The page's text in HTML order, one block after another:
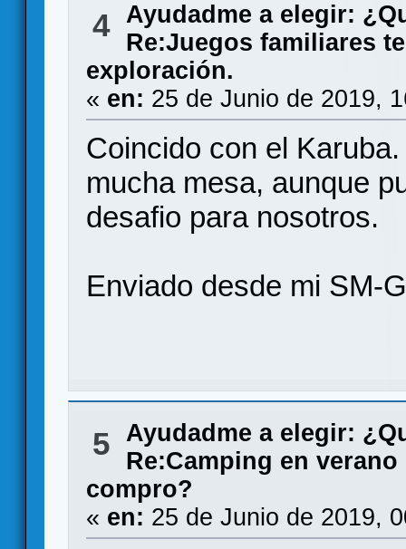
4 Ayudadme a elegir:
Re:Juegos familiares
exploración.
« en: 25 de Junio de 2019,
Coincido con el
mucha mesa, aunque
desafio para nosotros.
Enviado desde mi SM-
5 Ayudadme a elegir:
Re:Camping en
compro?
« en: 25 de Junio de 2019,